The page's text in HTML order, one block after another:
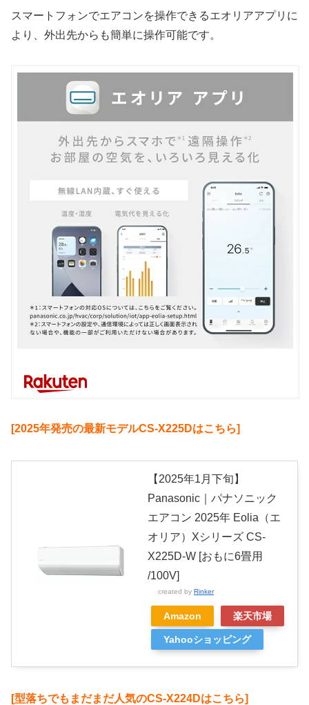
スマートフォンでエアコンを操作できるエオリアアプリに
より、外出先からも簡単に操作可能です。
[2025年発売の最新モデルCS-X225Dはこちら]
【2025年1月下旬】
Panasonic｜パナソニック
エアコン 2025年 Eolia（エ
オリア）Xシリーズ CS-
X225D-W [おもに6畳用
/100V]
created by Rinker
Amazon 楽天市場
Yahooショッピング
[型落ちでもまだまだ人気のCS-X224Dはこちら]